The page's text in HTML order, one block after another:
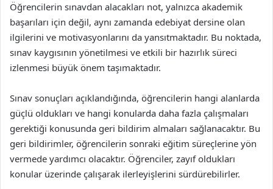
Öğrencilerin sınavdan alacakları not, yalnızca akademik
başarıları için değil, aynı zamanda edebiyat dersine olan
ilgilerini ve motivasyonlarını da yansıtmaktadır. Bu noktada,
sınav kaygısının yönetilmesi ve etkili bir hazırlık süreci
izlenmesi büyük önem taşımaktadır.
Sınav sonuçları açıklandığında, öğrencilerin hangi alanlarda
güçlü oldukları ve hangi konularda daha fazla çalışmaları
gerektiği konusunda geri bildirim almaları sağlanacaktır. Bu
geri bildirimler, öğrencilerin sonraki eğitim süreçlerine yön
vermede yardımcı olacaktır. Öğrenciler, zayıf oldukları
konular üzerinde çalışarak ilerleyişlerini sürdürebilirler.